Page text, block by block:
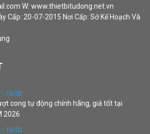
W: www.thietbitudong.net.vn
Cấp: 20-07-2015 Nơi Cấp: Sở Kế Hoạch Và
- 13/02
cong tự động chính hãng, giá tốt tại
2026
- 13/02